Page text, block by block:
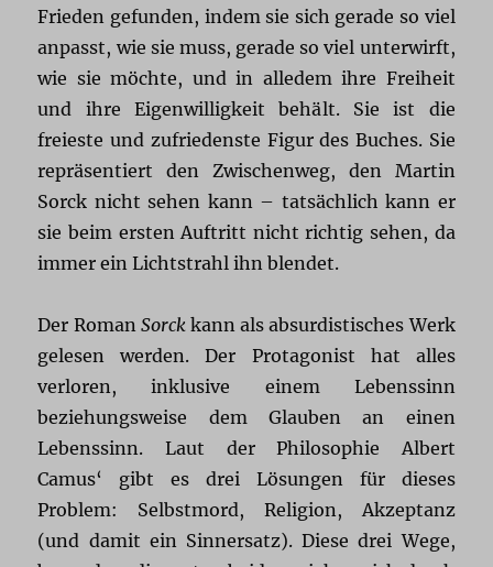
Frieden gefunden, indem sie sich gerade so viel
anpasst, wie sie muss, gerade so viel unterwirft,
wie sie möchte, und in alledem ihre Freiheit
und ihre Eigenwilligkeit behält. Sie ist die
freieste und zufriedenste Figur des Buches. Sie
repräsentiert den Zwischenweg, den Martin
Sorck nicht sehen kann – tatsächlich kann er
sie beim ersten Auftritt nicht richtig sehen, da
immer ein Lichtstrahl ihn blendet.
Der Roman Sorckkann als absurdistisches Werk
gelesen werden. Der Protagonist hat alles
verloren, inklusive einem Lebenssinn
beziehungsweise dem Glauben an einen
Lebenssinn. Laut der Philosophie Albert
Camus‘ gibt es drei Lösungen für dieses
Problem: Selbstmord, Religion, Akzeptanz
(und damit ein Sinnersatz). Diese drei Wege,